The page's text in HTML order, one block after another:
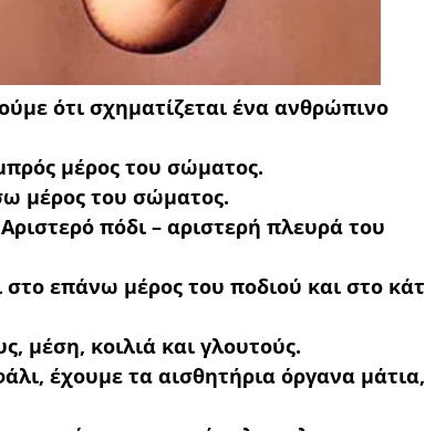
ότι σχηματίζεται ένα ανθρώπινο
μέρος του σώματος.
μέρος του σώματος.
πόδι – αριστερή πλευρά του
επάνω μέρος του ποδιού και στο
μέση, κοιλιά και γλουτούς.
έχουμε τα αισθητήρια όργανα μάτια,